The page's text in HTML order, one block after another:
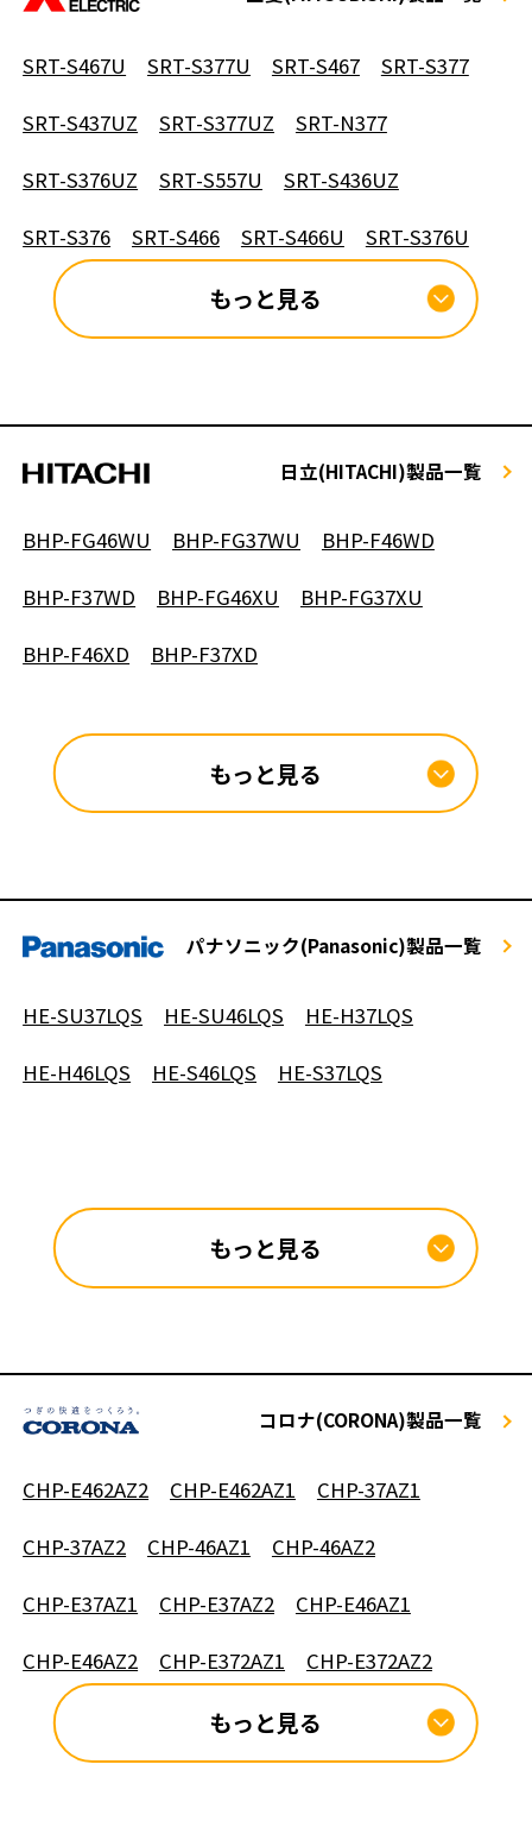
SRT-S467U SRT-S377U SRT-S467
SRT-S377
SRT-S437UZ
SRT-S377UZ
SRT-N377
SRT-S376UZ
SRT-S557U
SRT-S436UZ
SRT-S376
SRT-S466 SRT-S466U SRT-S376U
もっと見る
日立(HITACHI)製品一覧
BHP-FG46WU BHP-FG37WU
BHP-F46WD
BHP-F37WD
BHP-FG46XU
BHP-FG37XU
BHP-F46XD
BHP-F37XD
もっと見る
パナソニック(Panasonic)製品一覧
HE-SU37LQS HE-SU46LQS
HE-H37LQS
HE-H46LQS
HE-S46LQS HE-S37LQS
もっと見る
コロナ(CORONA)製品一覧
CHP-E462AZ2 CHP-E462AZ1
CHP-37AZ1
CHP-37AZ2
CHP-46AZ1
CHP-46AZ2
CHP-E37AZ1
CHP-E37AZ2
CHP-E46AZ1
CHP-E46AZ2
CHP-E372AZ1 CHP-E372AZ2
もっと見る